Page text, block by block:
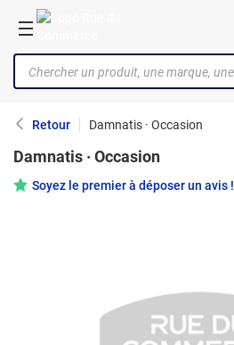
Retour Damnatis · Occasion
Damnatis · Occasion
Soyez le premier à déposer un avis !